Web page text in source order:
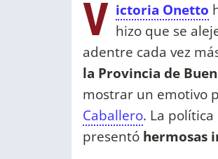
V ictoria Onetto
hizo que se
adentre cada vez
la Provincia de
mostrar un emotivo
Caballero. La
presentó hermosas